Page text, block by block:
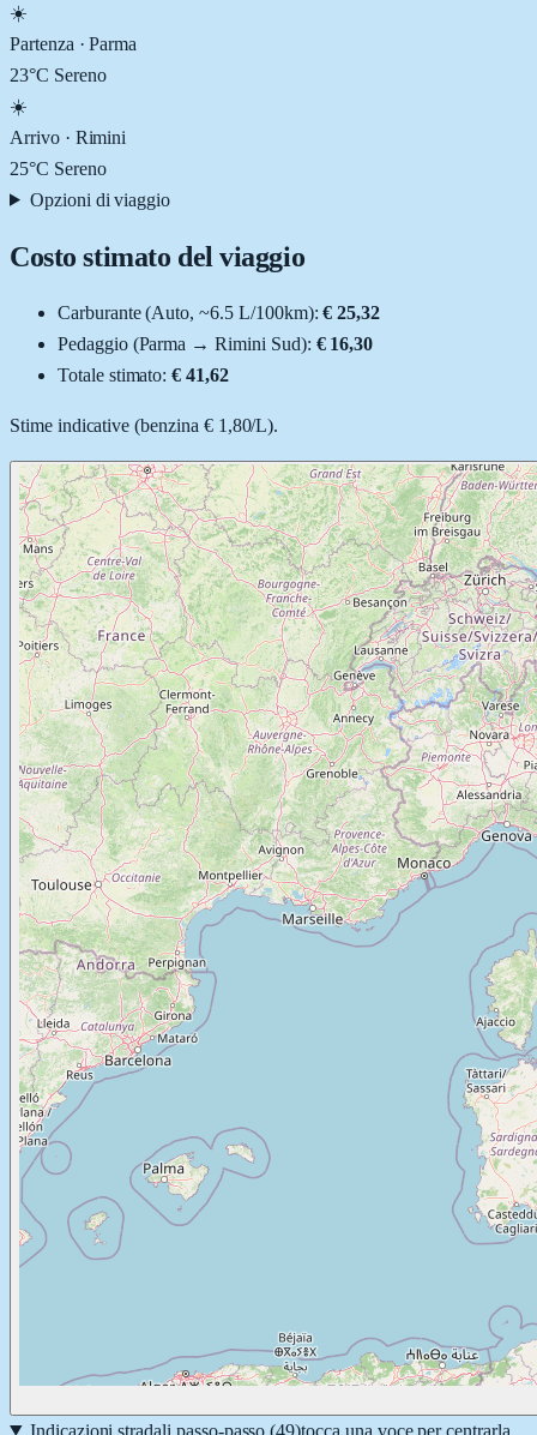
☀️
Partenza ·Parma
23°C Sereno
☀️
Arrivo · Rimini
25°C Sereno
Opzioni di viaggio
Costo stimato del viaggio
Carburante (Auto, ~6.5 L/100km): € 25,32
Pedaggio (Parma →Rimini Sud): € 16,30
Totale stimato:€ 41,62
Stime indicative (benzina € 1,80/L).
Indicazioni stradali passo-passo (49)tocca una voce per centrarla